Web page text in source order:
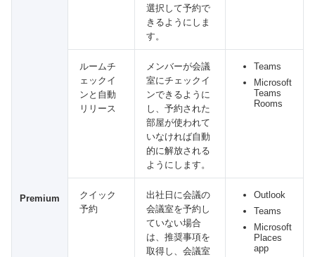
Premium
選択して予約で
きるようにしま
す。
ルームチ
ェックイ
ンと自動
リリース
メンバーが会議
室にチェックイ
ンできるように
し、予約された
部屋が使われて
いなければ自動
的に解放される
ようにします。
Teams
Microsoft
Teams
Rooms
クイック
予約
出社日に会議の
会議室を予約し
ていない場合
は、推奨事項を
取得し、会議室
Outlook
Teams
Microsoft
Places
app